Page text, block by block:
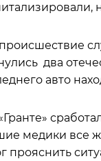
два
авто
медики все
прояснить